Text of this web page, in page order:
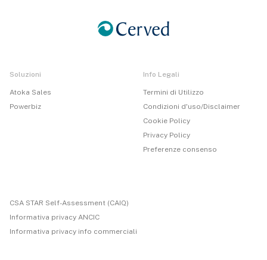
Soluzioni
Atoka Sales
Powerbiz
Info Legali
Termini di Utilizzo
Condizioni d'uso/Disclaimer
Cookie Policy
Privacy Policy
Preferenze consenso
CSA STAR Self-Assessment (CAIQ)
Informativa privacy ANCIC
Informativa privacy info commerciali